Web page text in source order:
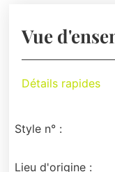
Vue
Détails rapides
Style n° :
Lieu d'origine :